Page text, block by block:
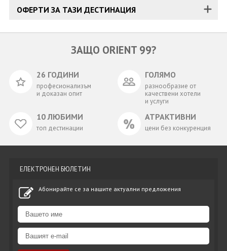
ОФЕРТИ ЗА ТАЗИ ДЕСТИНАЦИЯ
ЗАЩО ORIENT 99?
26 ГОДИНИ
професионализъм
и доказан опит
ГОЛЯМО
разнообразие от
качествени хотели
и услуги
10 ЛЮБИМИ
топ дестинации
АТРАКТИВНИ
цени без конкуренция
ЕЛЕКТРОНЕН БЮЛЕТИН
Абонирайте се за нашите актуални предложения